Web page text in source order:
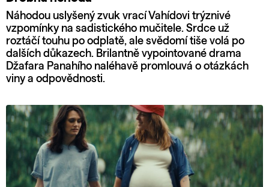
Náhodou uslyšený zvuk vrací Vahídovi trýznivé
vzpomínky na sadistického mučitele. Srdce už
roztáčí touhu po odplatě, ale svědomí tiše volá po
dalších důkazech. Brilantně vypointované drama
Džafara Panahího naléhavě promlouvá o otázkách
viny a odpovědnosti.